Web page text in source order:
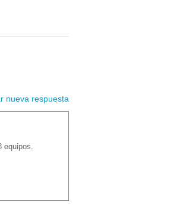
nueva respuesta
equipos.